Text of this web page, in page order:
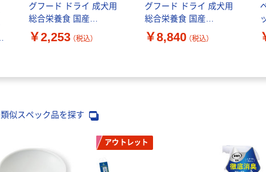
グフード ドライ 成犬用
総合栄養食 国産
3kg（500g×6袋）1袋 森乳
サンワールド 犬
￥2,253 （税込）
グフード ドライ 成犬用
総合栄養食 国産
3kg（500g×6袋）4袋 森乳
サンワールド 犬
￥8,840 （税込）
類似スペック品を探す
アウトレット